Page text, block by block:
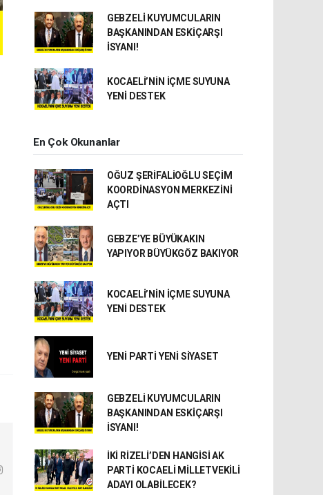
GEBZELİ KUYUMCULARIN
BAŞKANINDAN ESKİÇARŞI
İSYANI!
KOCAELİ’NİN İÇME SUYUNA
YENİ DESTEK
En Çok Okunanlar
OĞUZ ŞERİFALİOĞLU SEÇİM
KOORDİNASYON MERKEZİNİ
AÇTI
GEBZE’YE BÜYÜKAKIN
YAPIYOR BÜYÜKGÖZ BAKIYOR
KOCAELİ’NİN İÇME SUYUNA
YENİ DESTEK
YENİ PARTİ YENİ SİYASET
GEBZELİ KUYUMCULARIN
BAŞKANINDAN ESKİÇARŞI
İSYANI!
İKİ RİZELİ’DEN HANGİSİ AK
PARTİ KOCAELİ MİLLETVEKİLİ
ADAYI OLABİLECEK?